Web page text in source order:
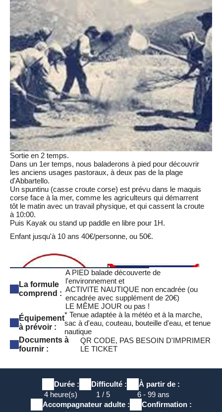
Sortie en 2 temps.
Dans un 1er temps, nous baladerons à pied pour découvrir
les anciens usages pastoraux, à deux pas de la plage
d'Abbartello.
Un spuntinu (casse croute corse) est prévu dans le maquis
corse face à la mer, comme les agriculteurs qui démarrent
tôt le matin avec un travail physique, et qui cassent la croute
à 10:00.
Puis Kayak ou stand up paddle en libre pour 1H.
Enfant jusqu'à 10 ans 40€/personne, ou 50€.
Déroulement de l'activité
Accueil des participants à la plage du rond point du Spar
d'Abbartello.
Départ pour la balade dans le maquis.
La formule
comprend :
A PIED balade découverte de
l'environnement et
ACTIVITE NAUTIQUE non encadrée (ou
encadrée avec supplément de 20€)
LE MÊME JOUR ou pas !
Équipement
à prévoir :
* Tenue adaptée à la météo et à la marche,
sac à d'eau, couteau, bouteille d'eau, et tenue
nautique
Documents à
fournir :
QR CODE, PAS BESOIN D'IMPRIMER
LE TICKET
Durée :
4 heure(s)
Difficulté :
1 / 5
À partir de :
6 - 99 ans
Accompagnateur adulte :
Confirmation :